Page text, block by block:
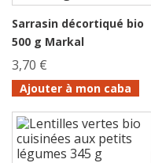
Sarrasin décortiqué bio
500 g Markal
3,70 €
Ajouter à mon caba